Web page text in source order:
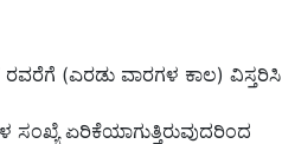
(ಎರಡು ವಾರಗಳ ಕಾಲ) ವಿಸ್ತರಿಸಿ
ಏರಿಕೆಯಾಗುತ್ತಿರುವುದರಿಂದ